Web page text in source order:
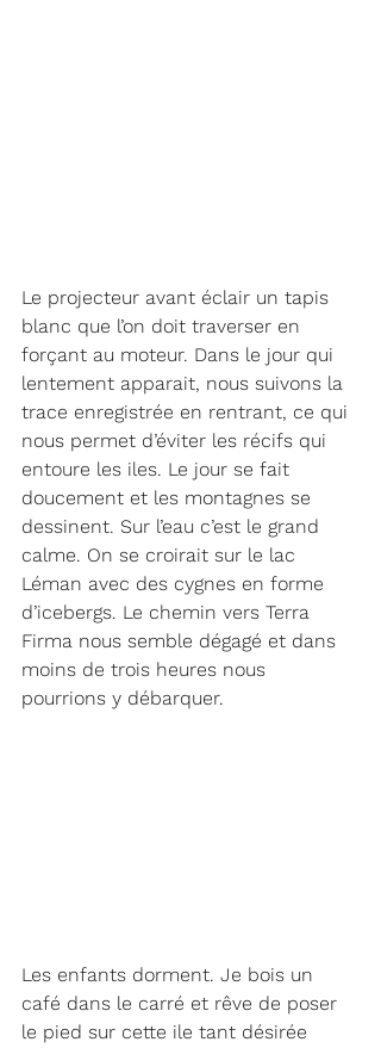
Le projecteur avant éclair un tapis
blanc que l’on doit traverser en
forçant au moteur. Dans le jour qui
lentement apparait, nous suivons la
trace enregistrée en rentrant, ce qui
nous permet d’éviter les récifs qui
entoure les iles. Le jour se fait
doucement et les montagnes se
dessinent. Sur l’eau c’est le grand
calme. On se croirait sur le lac
Léman avec des cygnes en forme
d’icebergs. Le chemin vers Terra
Firma nous semble dégagé et dans
moins de trois heures nous
pourrions y débarquer.
Les enfants dorment. Je bois un
café dans le carré et rêve de poser
le pied sur cette ile tant désirée